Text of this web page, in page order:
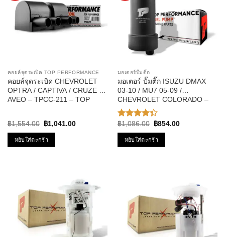
คอยล์จุดระเบิด TOP PERFORMANCE
คอยล์จุดระเบิด CHEVROLET
OPTRA / CAPTIVA / CRUZE /
AVEO – TPCC-211 – TOP
฿1,554.00
Original
was:
฿1,554.00.
฿1,041.00Current
หยิบใส่ตะกร้า
มอเตอร์ปั๊มติ๊ก
มอเตอร์ ปั๊มติ๊ก ISUZU DMAX
03-10 / MU7 05-09 /
CHEVROLET COLORADO –
TOP PERFORMANCE JAPAN
– TPFI-201 – ปั้มติ๊ก ดีแม็ก
ให้
คะแนน
4.33
ตั้งแต่ 1-5
฿1,086.00
Original
was:
฿1,086.00.
฿854.00Current
หยิบใส่ตะกร้า